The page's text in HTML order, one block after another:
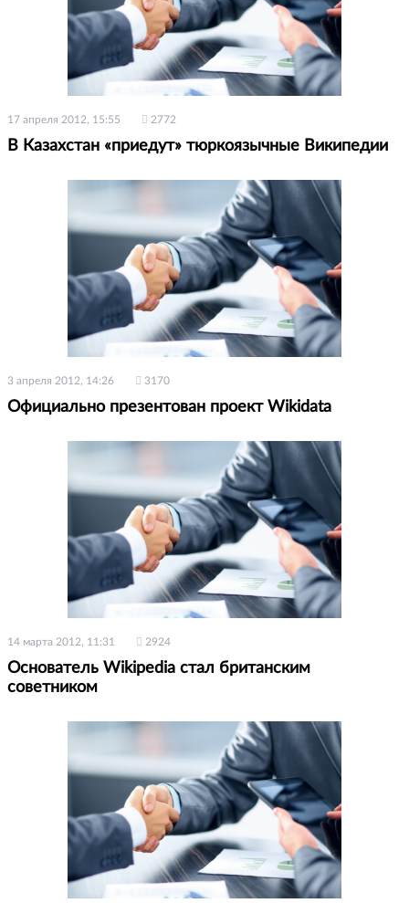
17 апреля 2012, 15:55 2772
В Казахстан «приедут» тюркоязычные Википедии
3 апреля 2012, 14:26 3170
Официально презентован проект Wikidata
14 марта 2012, 11:31 2924
Основатель Wikipedia стал британским
советником